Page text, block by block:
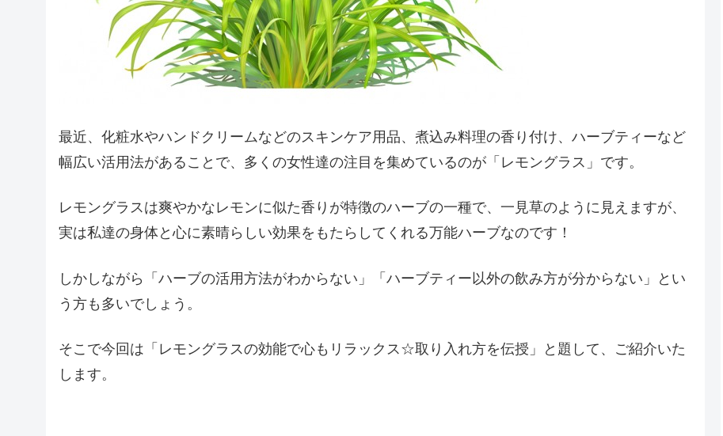
最近、化粧水やハンドクリームなどのスキンケア用品、煮込み料理の香り付け、ハーブティーなど
幅広い活用法があることで、多くの女性達の注目を集めているのが「レモングラス」です。
レモングラスは爽やかなレモンに似た香りが特徴のハーブの一種で、一見草のように見えますが、
実は私達の身体と心に素晴らしい効果をもたらしてくれる万能ハーブなのです！
しかしながら「ハーブの活用方法がわからない」「ハーブティー以外の飲み方が分からない」とい
う方も多いでしょう。
そこで今回は「レモングラスの効能で心もリラックス☆取り入れ方を伝授」と題して、ご紹介いた
します。